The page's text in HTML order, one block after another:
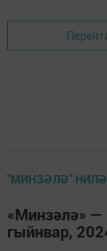
"МИНЗӘЛӘ"
«Минзәлә» —
гыйнвар,